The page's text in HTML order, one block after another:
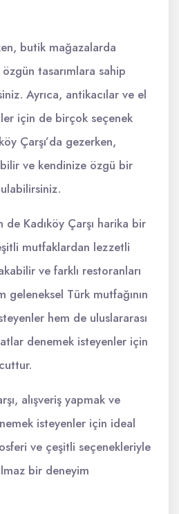
butik mağazalarda
tasarımlara sahip
Ayrıca, antikacılar ve el
için de birçok seçenek
Çarşı’da gezerken,
ve kendinize özgü bir
Kadıköy Çarşı harika bir
mutfaklardan lezzetli
ve farklı restoranları
geleneksel Türk mutfağının
hem de uluslararası
denemek isteyenler için
alışveriş yapmak ve
isteyenler için ideal
ve çeşitli seçenekleriyle
bir deneyim